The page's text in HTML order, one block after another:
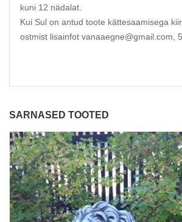
kuni 12 nädalat.
Kui Sul on antud toote kättesaamisega
ostmist lisainfot vanaaegne@gmail.com,
SARNASED TOOTED